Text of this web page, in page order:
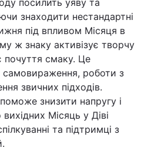
посилить уяву та
знаходити нестандартні
під впливом Місяця в
ж знаку активізує творчу
почуття смаку. Це
самовираження, роботи з
звичних підходів.
знизити напругу і
Місяць у Діві
та підтримці з